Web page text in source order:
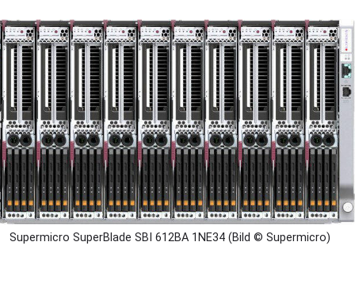
Supermicro SuperBlade SBI 612BA 1NE34 (Bild © Supermicro)